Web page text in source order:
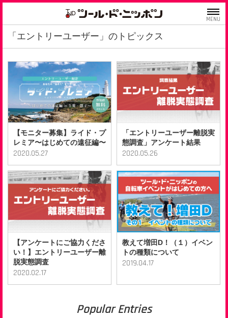
MENU
「エントリーユーザー」のトピックス
【モニター募集】ライド・プ
レミア〜はじめての遠征編〜
2020.05.27
「エントリーユーザー離脱実
態調査」アンケート結果
2020.05.26
【アンケートにご協力くださ
い！】エントリーユーザー離
脱実態調査
2020.02.17
教えて増田D！（１）イベン
トの種類について
2019.04.17
Popular Entries